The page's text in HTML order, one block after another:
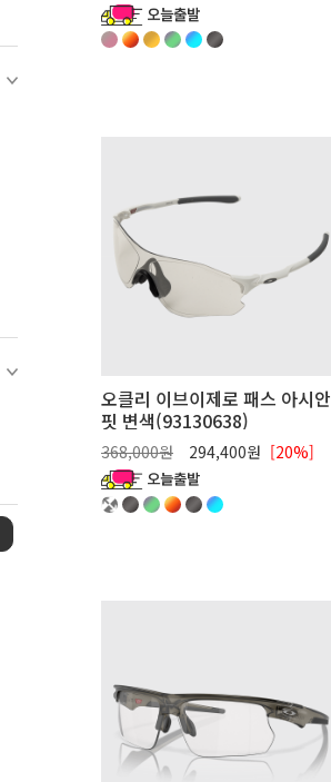
오클리 이브이제로 패스 아시안
핏 변색(93130638)
368,000원 294,400원 [20%]